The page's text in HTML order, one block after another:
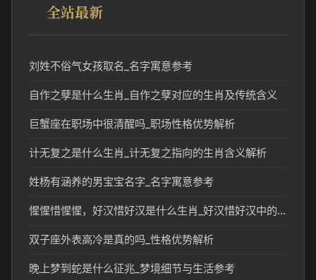
全站最新
刘姓不俗气女孩取名_名字寓意参考
自作之孽是什么生肖_自作之孽对应的生肖及传统含义
巨蟹座在职场中很清醒吗_职场性格优势解析
计无复之是什么生肖_计无复之指向的生肖含义解析
姓杨有涵养的男宝宝名字_名字寓意参考
惺惺惜惺惺，好汉惜好汉是什么生肖_好汉惜好汉中的生肖文化和民俗解读
双子座外表高冷是真的吗_性格优势解析
晚上梦到蛇是什么征兆_梦境细节与生活参考